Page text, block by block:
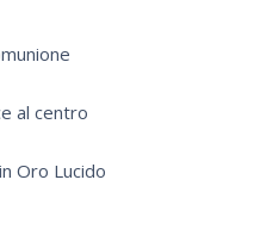
al centro
Oro Lucido